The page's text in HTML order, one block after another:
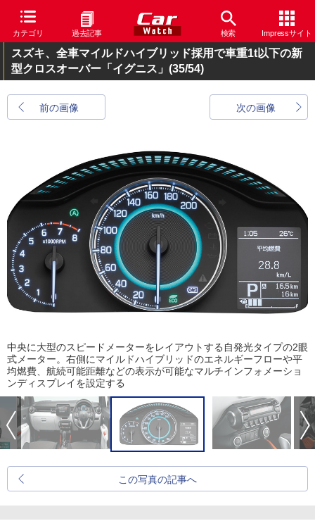
カテゴリ 過去記事 検索 Impressサイト
スズキ、全車マイルドハイブリッド採用で車重1t以下の新
型クロスオーバー「イグニス」 (35/54)
前の画像 次の画像
中央に大型のスピードメーターをレイアウトする自発光タイプの2眼
式メーター。右側にマイルドハイブリッドのエネルギーフローや平
均燃費、航続可能距離などの表示が可能なマルチインフォメーショ
ンディスプレイを設定する
この写真の記事へ